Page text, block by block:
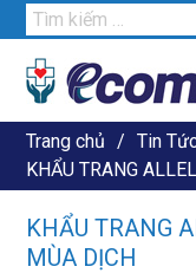
Tìm
kiếm
cho:
Trang chủ
Tin
KHẨU TRANG
KHẨU TRANG
MÙA DỊCH